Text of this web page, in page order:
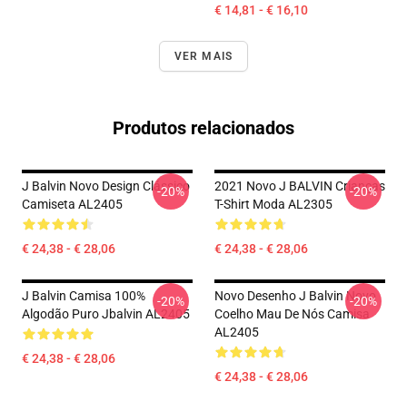
€ 14,81 - € 16,10
VER MAIS
Produtos relacionados
J Balvin Novo Design Clássico
Camiseta AL2405
€ 24,38 - € 28,06
-20%
2021 Novo J BALVIN Crianças
T-Shirt Moda AL2305
€ 24,38 - € 28,06
-20%
J Balvin Camisa 100%
Algodão Puro Jbalvin AL2405
€ 24,38 - € 28,06
-20%
Novo Desenho J Balvin Novo
Coelho Mau De Nós Camisa
AL2405
€ 24,38 - € 28,06
-20%